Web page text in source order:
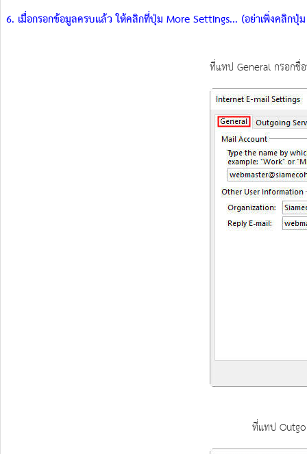
6. เมื่อกรอกข้อมูลครบแล้ว ให้คลิกที่ปุ่ม More Settings... (อย่าเพิ่งคลิกปุ่
ที่แทป General กรอกชื่
ที่แทป